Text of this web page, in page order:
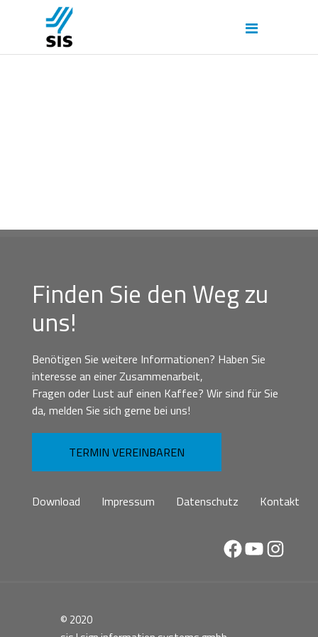
Finden Sie den Weg zu
uns!
Benötigen Sie weitere Informationen? Haben Sie
interesse an einer Zusammenarbeit,
Fragen oder Lust auf einen Kaffee? Wir sind für Sie
da, melden Sie sich gerne bei uns!
TERMIN VEREINBAREN
Download Impressum Datenschutz Kontakt
Facebook
YouTube
© 2020